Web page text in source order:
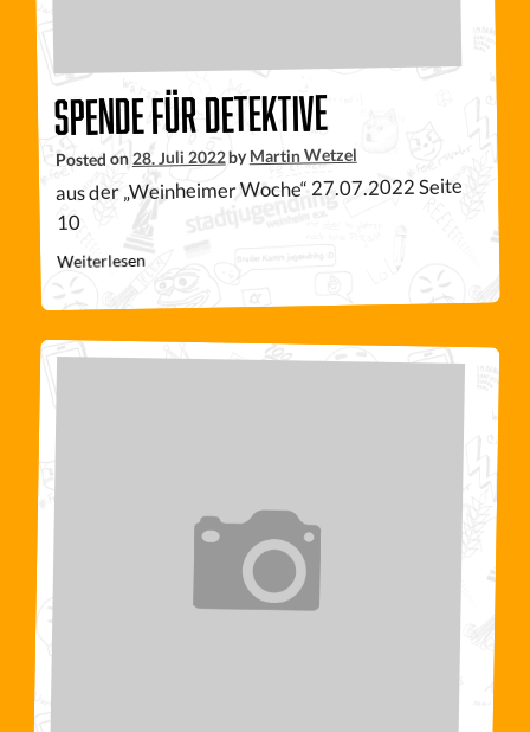
Spende für Detektive
Posted on28. Juli 2022byMartin Wetzel
aus der „Weinheimer Woche“ 27.07.2022 Seite
10
Weiterlesen